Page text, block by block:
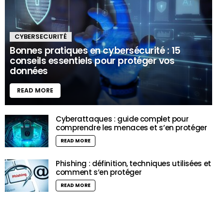
CYBERSECURITÉ
Bonnes pratiques en cybersécurité : 15
conseils essentiels pour protéger vos
données
READ MORE
Cyberattaques : guide complet pour
comprendre les menaces et s’en protéger
READ MORE
Phishing : définition, techniques utilisées et
comment s’en protéger
READ MORE